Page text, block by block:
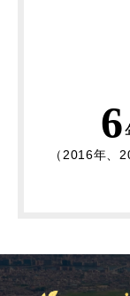
6
（2016年、